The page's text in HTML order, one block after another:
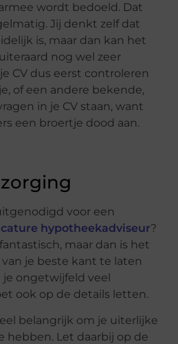
wordt bedoeld. Dat
Jij denkt zelf dat
is, maar dan kan het
nog wel zeer
CV dus eerst controleren
of een andere bekende,
in je CV staan, want
een broertje dood aan.
voor een
hypotheekadviseur?
maar dan is het
je beste kant te laten
ongetwijfeld veel
ook op de details letten.
belangrijk om je uiterlijke
hebben. Let daarbij op de